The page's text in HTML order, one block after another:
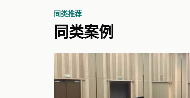
同类推荐
同类案例